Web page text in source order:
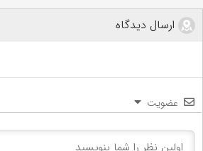
ارسال دیدگاه
عضویت